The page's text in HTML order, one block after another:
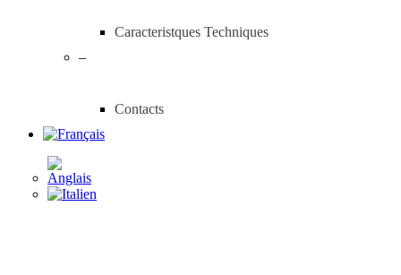
Caracteristques Techniques
–
Contacts